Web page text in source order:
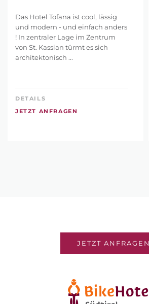
Das Hotel Tofana ist cool, lässig
und modern - und einfach anders
! In zentraler Lage im Zentrum
von St. Kassian türmt es sich
architektonisch ...
DETAILS
JETZT ANFRAGEN
JETZT ANFRAGEN